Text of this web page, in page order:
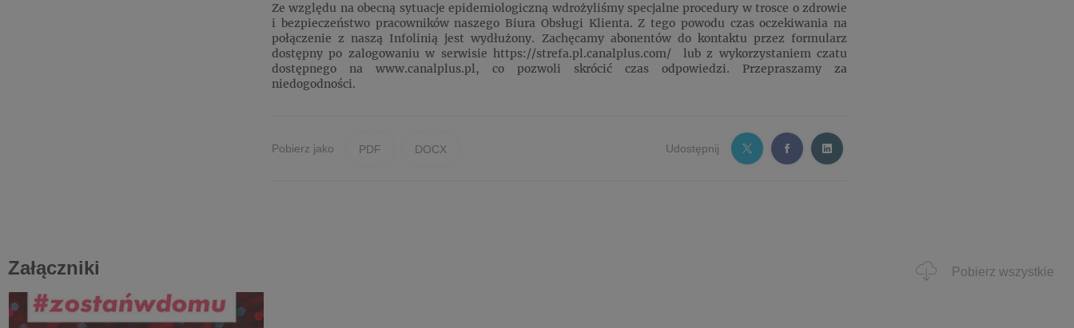
Ze względu na obecną sytuacje epidemiologiczną wdrożyliśmy specjalne procedury w trosce o zdrowie
i bezpieczeństwo pracowników naszego Biura Obsługi Klienta. Z tego powodu czas oczekiwania na
połączenie z naszą Infolinią jest wydłużony. Zachęcamy abonentów do kontaktu przez formularz
dostępny po zalogowaniu w serwisie https://strefa.pl.canalplus.com/ lub z wykorzystaniem czatu
dostępnego na www.canalplus.pl, co pozwoli skrócić czas odpowiedzi. Przepraszamy za
niedogodności.
Pobierz jako PDF DOCX Udostępnij
Załączniki Pobierz wszystkie